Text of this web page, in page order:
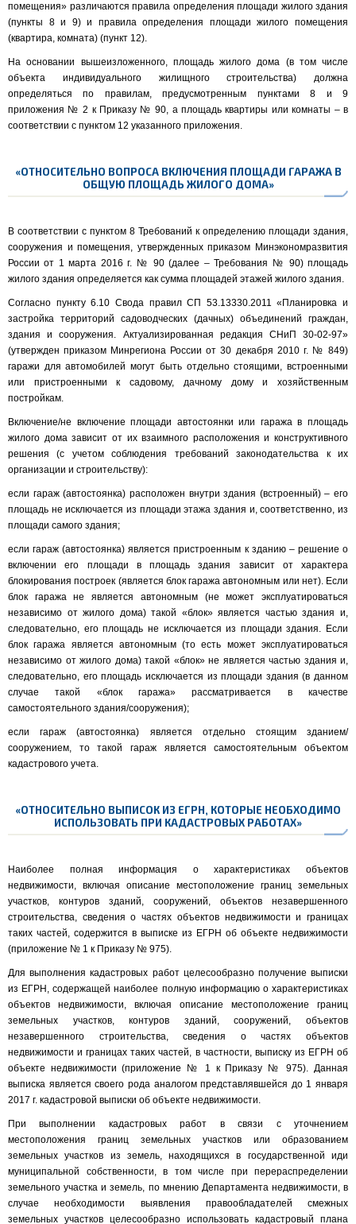
помещения» различаются правила определения площади жилого здания
(пункты 8 и 9) и правила определения площади жилого помещения
(квартира, комната) (пункт 12).
На основании вышеизложенного, площадь жилого дома (в том числе
объекта индивидуального жилищного строительства) должна
определяться по правилам, предусмотренным пунктами 8 и 9
приложения № 2 к Приказу № 90, а площадь квартиры или комнаты – в
соответствии с пунктом 12 указанного приложения.
«ОТНОСИТЕЛЬНО ВОПРОСА ВКЛЮЧЕНИЯ ПЛОЩАДИ ГАРАЖА В
ОБЩУЮ ПЛОЩАДЬ ЖИЛОГО ДОМА»
В соответствии с пунктом 8 Требований к определению площади здания,
сооружения и помещения, утвержденных приказом Минэкономразвития
России от 1 марта 2016 г. № 90 (далее – Требования № 90) площадь
жилого здания определяется как сумма площадей этажей жилого здания.
Согласно пункту 6.10 Свода правил СП 53.13330.2011 «Планировка и
застройка территорий садоводческих (дачных) объединений граждан,
здания и сооружения. Актуализированная редакция СНиП 30-02-97»
(утвержден приказом Минрегиона России от 30 декабря 2010 г. № 849)
гаражи для автомобилей могут быть отдельно стоящими, встроенными
или пристроенными к садовому, дачному дому и хозяйственным
постройкам.
Включение/не включение площади автостоянки или гаража в площадь
жилого дома зависит от их взаимного расположения и конструктивного
решения (с учетом соблюдения требований законодательства к их
организации и строительству):
если гараж (автостоянка) расположен внутри здания (встроенный) – его
площадь не исключается из площади этажа здания и, соответственно, из
площади самого здания;
если гараж (автостоянка) является пристроенным к зданию – решение о
включении его площади в площадь здания зависит от характера
блокирования построек (является блок гаража автономным или нет). Если
блок гаража не является автономным (не может эксплуатироваться
независимо от жилого дома) такой «блок» является частью здания и,
следовательно, его площадь не исключается из площади здания. Если
блок гаража является автономным (то есть может эксплуатироваться
независимо от жилого дома) такой «блок» не является частью здания и,
следовательно, его площадь исключается из площади здания (в данном
случае такой «блок гаража» рассматривается в качестве
самостоятельного здания/сооружения);
если гараж (автостоянка) является отдельно стоящим зданием/
сооружением, то такой гараж является самостоятельным объектом
кадастрового учета.
«ОТНОСИТЕЛЬНО ВЫПИСОК ИЗ ЕГРН, КОТОРЫЕ НЕОБХОДИМО
ИСПОЛЬЗОВАТЬ ПРИ КАДАСТРОВЫХ РАБОТАХ»
Наиболее полная информация о характеристиках объектов
недвижимости, включая описание местоположение границ земельных
участков, контуров зданий, сооружений, объектов незавершенного
строительства, сведения о частях объектов недвижимости и границах
таких частей, содержится в выписке из ЕГРН об объекте недвижимости
(приложение № 1 к Приказу № 975).
Для выполнения кадастровых работ целесообразно получение выписки
из ЕГРН, содержащей наиболее полную информацию о характеристиках
объектов недвижимости, включая описание местоположение границ
земельных участков, контуров зданий, сооружений, объектов
незавершенного строительства, сведения о частях объектов
недвижимости и границах таких частей, в частности, выписку из ЕГРН об
объекте недвижимости (приложение № 1 к Приказу № 975). Данная
выписка является своего рода аналогом представлявшейся до 1 января
2017 г. кадастровой выписки об объекте недвижимости.
При выполнении кадастровых работ в связи с уточнением
местоположения границ земельных участков или образованием
земельных участков из земель, находящихся в государственной иди
муниципальной собственности, в том числе при перераспределении
земельного участка и земель, по мнению Департамента недвижимости, в
случае необходимости выявления правообладателей смежных
земельных участков целесообразно использовать кадастровый плана